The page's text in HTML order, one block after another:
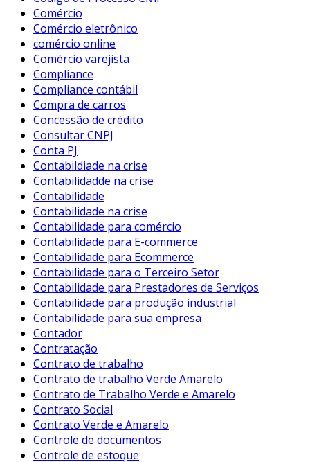
Comércio
Comércio eletrônico
comércio online
Comércio varejista
Compliance
Compliance contábil
Compra de carros
Concessão de crédito
Consultar CNPJ
Conta PJ
Contabildiade na crise
Contabilidadde na crise
Contabilidade
Contabilidade na crise
Contabilidade para comércio
Contabilidade para E-commerce
Contabilidade para Ecommerce
Contabilidade para o Terceiro Setor
Contabilidade para Prestadores de Serviços
Contabilidade para produção industrial
Contabilidade para sua empresa
Contador
Contratação
Contrato de trabalho
Contrato de trabalho Verde Amarelo
Contrato de Trabalho Verde e Amarelo
Contrato Social
Contrato Verde e Amarelo
Controle de documentos
Controle de estoque